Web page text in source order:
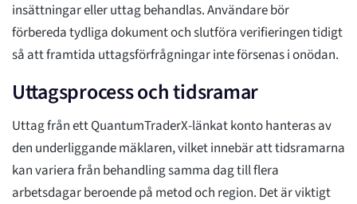
insättningar eller uttag behandlas. Användare bör
förbereda tydliga dokument och slutföra verifieringen tidigt
så att framtida uttagsförfrågningar inte försenas i onödan.
Uttagsprocess och tidsramar
Uttag från ett QuantumTraderX-länkat konto hanteras av
den underliggande mäklaren, vilket innebär att tidsramarna
kan variera från behandling samma dag till flera
arbetsdagar beroende på metod och region. Det är viktigt